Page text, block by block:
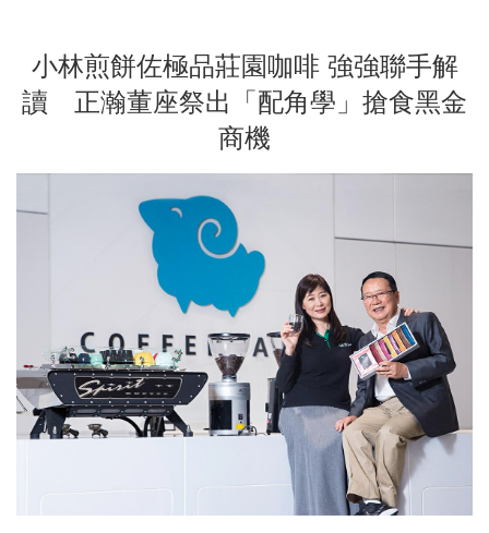
小林煎餅佐極品莊園咖啡 強強聯手解
讀 正瀚董座祭出「配角學」搶食黑金
商機